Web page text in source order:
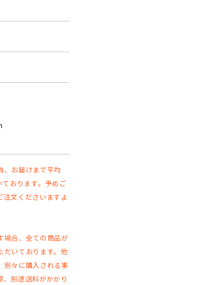
、お届けまで平均
おります。予めご
注文くださいますよ
場合、全ての商品が
だいております。他
別々に購入される事
、別途送料がかかり